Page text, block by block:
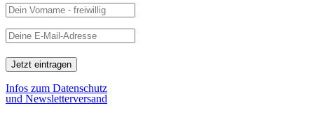
Infos zum Datenschutz
und Newsletterversand